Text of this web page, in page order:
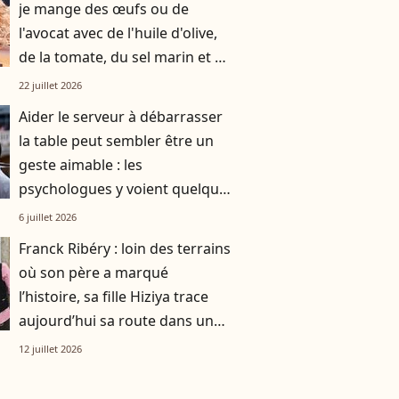
je mange des œufs ou de
l'avocat avec de l'huile d'olive,
de la tomate, du sel marin et un
smoothie"
22 juillet 2026
Aider le serveur à débarrasser
la table peut sembler être un
geste aimable : les
psychologues y voient quelque
chose de bien plus profond.
6 juillet 2026
Franck Ribéry : loin des terrains
où son père a marqué
l’histoire, sa fille Hiziya trace
aujourd’hui sa route dans un
tout autre univers
12 juillet 2026